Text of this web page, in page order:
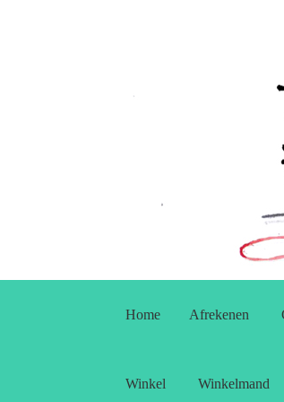
door
naar
Home Afrekenen
Winkel Winkelmand